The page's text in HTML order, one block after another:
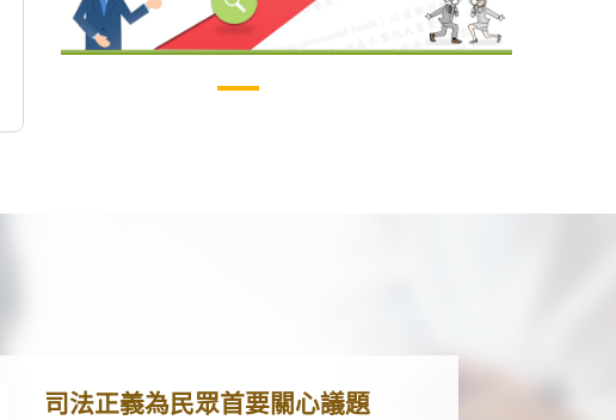
司法正義為民眾首要關心議題